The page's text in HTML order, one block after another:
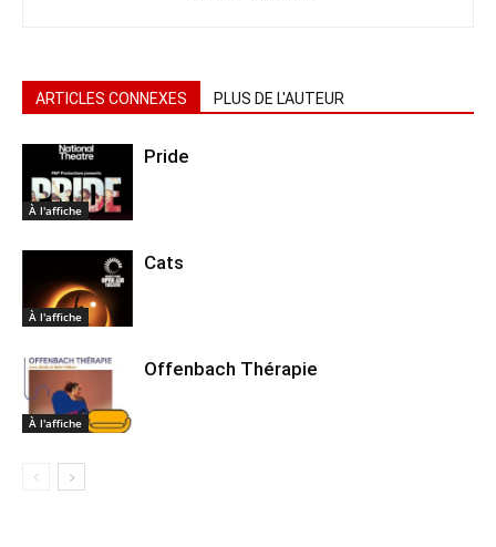
ARTICLES CONNEXES PLUS DE L'AUTEUR
À l'affiche
Pride
À l'affiche
Cats
À l'affiche
Offenbach Thérapie